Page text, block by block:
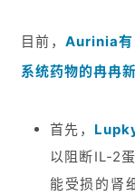
目前， Aurinia有
系统药物的冉冉新
首先，
以阻断IL-2
能受损的肾